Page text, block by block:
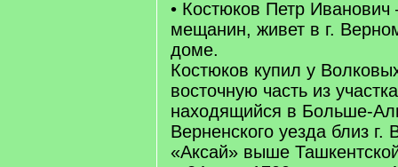
• Костюков Петр Иванович
мещанин, живет в г.
доме.
Костюков купил у
восточную часть из
находящийся в Больше-
Верненского уезда близ г.
«Аксай» выше